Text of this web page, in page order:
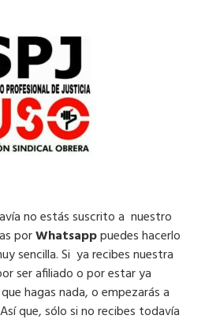
no estás suscrito a nuestro
porWhatsapppuedes hacerlo
sencilla. Si ya recibes nuestra
ser afiliado o por estar ya
hagas nada, o empezarás a
que, sólo si no recibes todavía